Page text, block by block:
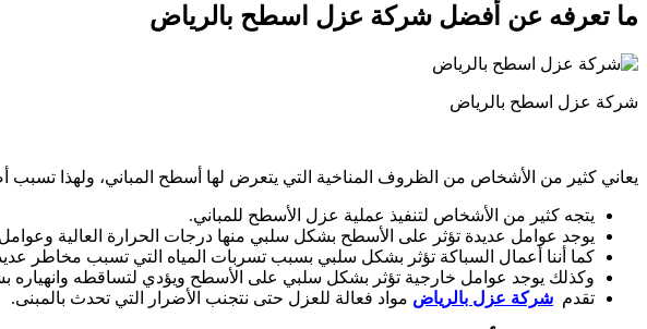
ما تعرفه عن أفضل شركة عزل اسطح بالرياض
شركة عزل اسطح بالرياض
يعاني كثير من الأشخاص من الظروف المناخية التي يتعرض لها أسطح المباني، ولهذا تسبب
يتجه كثير من الأشخاص لتنفيذ عملية عزل الأسطح للمباني.
يوجد عوامل عديدة تؤثر على الأسطح بشكل سلبي منها درجات الحرارة العالية وعوامل
كما أننا أعمال السباكة تؤثر بشكل سلبي بسبب تسربات المياه التي تسبب مخاطر
وكذلك يوجد عوامل خارجية تؤثر بشكل سلبي على الأسطح ويؤدي لتساقطه وانهياره
تقدم شركة عزل بالرياض مواد فعالة للعزل حتى نتجنب الأضرار التي تحدث بالمبنى.